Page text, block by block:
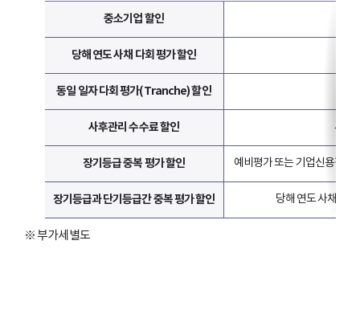
중소기업 할인
당해 연도 사채 다회 평가 할인
동일 일자 다회 평가(Tranche) 할인
사후관리 수수료 할인 사채
장기등급 중복 평가 할인 예비평가 또는 기업신용평가
장기등급과 단기등급간 중복 평가 할인 당해 연도 사채 본
※ 부가세별도